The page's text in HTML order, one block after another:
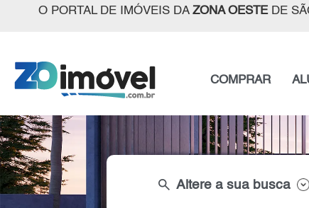
O PORTAL DE IMÓVEIS DA ZONA OESTEDE
COMPRAR
search Altere a sua busca